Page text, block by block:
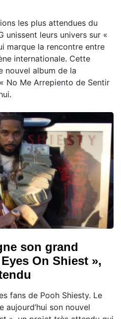
les plus attendues du
unissent leurs univers sur «
marque la rencontre entre
internationale. Cette
nouvel album de la
No Me Arrepiento de Sentir
son grand
On Shiest »,
fans de Pooh Shiesty. Le
aujourd’hui son nouvel